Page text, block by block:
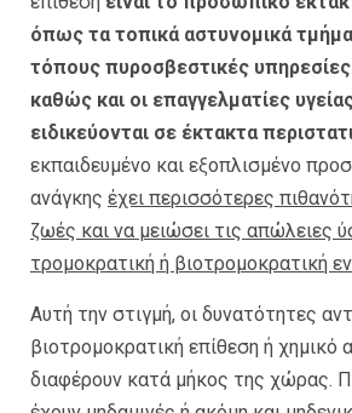
όπως τα τοπικά αστυνομικά
τόπους πυροσβεστικές υπηρεσίες
καθώς και οι επαγγελματίες
ειδικεύονται σε έκτακτα
εκπαιδευμένο και εξοπλισμένο
ανάγκης έχει περισσότερες
ζωές και να μειώσει τις απώλειες
τρομοκρατική ή βιοτρομοκρατική
Αυτή την στιγμή, οι δυνατότητες
βιοτρομοκρατική επίθεση ή χημικό
διαφέρουν κατά μήκος της χώρας.